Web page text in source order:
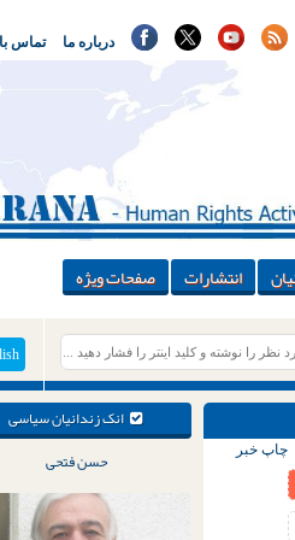
تماس درباره ما
انتشارات صفحات ویژه
انک زندانیان سیاسی
حسن فتحی
چاپ خبر